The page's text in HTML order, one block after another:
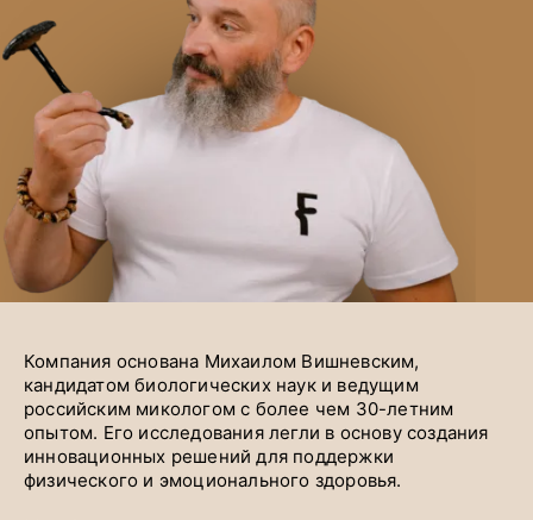
Компания основана Михаилом Вишневским,
кандидатом биологических наук и ведущим
российским микологом с более чем 30-летним
опытом. Его исследования легли в основу создания
инновационных решений для поддержки
физического и эмоционального здоровья.